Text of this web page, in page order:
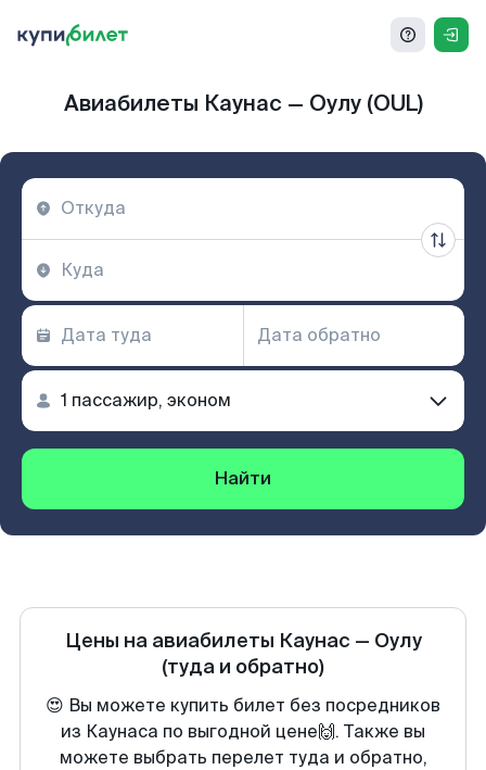
Авиабилеты Каунас — Оулу (OUL)
Найти
Цены на авиабилеты Каунас — Оулу
(туда и обратно)
😍 Вы можете купить билет без посредников
из Каунаса по выгодной цене🙌. Также вы
можете выбрать перелет туда и обратно,